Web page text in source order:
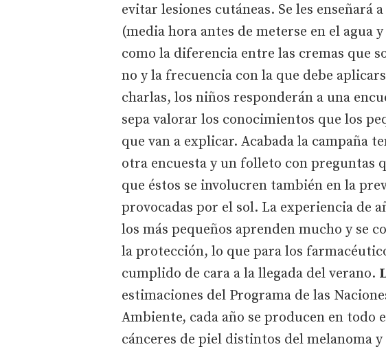
evitar lesiones cutáneas. Se les enseñará
(media hora antes de meterse en el agua
como la diferencia entre las cremas que
no y la frecuencia con la que debe
charlas, los niños responderán a una
sepa valorar los conocimientos que los
que van a explicar. Acabada la campaña
otra encuesta y un folleto con preguntas
que éstos se involucren también en la
provocadas por el sol. La experiencia de
los más pequeños aprenden mucho y se
la protección, lo que para los
cumplido de cara a la llegada del verano.
estimaciones del Programa de las
Ambiente, cada año se producen en todo
cánceres de piel distintos del melanoma y